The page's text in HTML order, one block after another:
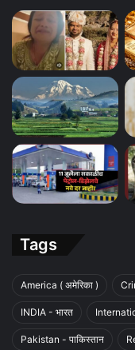
Tags
America ( अमेरिका )
INDIA - भारत
Pakistan - पाकिस्तान